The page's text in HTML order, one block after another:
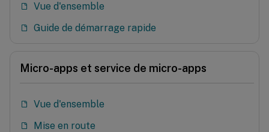
Vue d'ensemble
Guide de démarrage rapide
Micro-apps et service de micro-apps
Vue d'ensemble
Mise en route